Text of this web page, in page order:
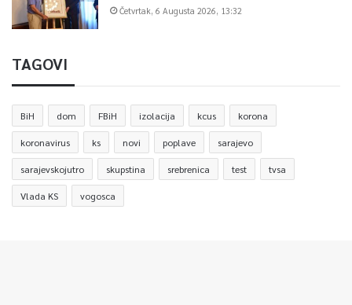
Četvrtak, 6 Augusta 2026, 13:32
TAGOVI
BiH dom FBiH izolacija kcus korona
koronavirus ks novi poplave sarajevo
sarajevskojutro skupstina srebrenica test tvsa
Vlada KS vogosca